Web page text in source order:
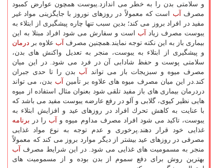
و سلامتی بدن را به خطر می اندازد.یبوست همچون عوارض كمبود
مصرف
آب است كه معمولاً در روزهای نوروز با جایگزینی مواد غیر
مفید در افراد بروز می كند؛ بدین سبب تنها چاره پیشگیری از ابتلاء به
یبوست مصرف زیاد
آب است و سفارش می شود افراد مبتلا به این
بیماری باز به این نكته توجه نمایند.همچنین مصرف
آب علاوه بر درمان
و پیشگیری از ابتلاء به یبوست، منجر به تعدیل واكنش های بدن،
سلامتی پوست و حفظ شادابی آن در فرد می شود. در این میان
مصرف میوه و سبزیجات باز می تواند
آب بدن را تا حدی جبران
كند.در این میان مصرف میوه های علاوه بر تأمین
آب بدن، می تواند
دردرمان بیماری های باز مفید تلقی شود بعنوان مثال استفاده از میوه
هایی نظیر كیوی، گلابی و آلو در رفع عارضه یبوست مفید می باشد كه
با عنایت به كاهش تحرك افراد در روزهای عید و افزایش ابتلاء به
یبوست، تاكید می شود افراد مصرف مداوم میوه و
آب را در برنامه
غذایی خود قرار دهند.پرخوری و عدم توجه به نوع مواد غذایی
مصرفی در روزهای عید بیشتر از دیگر موارد بروز می كند كه معمولاً
منجر به مسمومیت های غذایی می شود. در این شرایط مصرف
آب
بهترین روش برای دفع سموم از بدن بوده و از مسمومیت های